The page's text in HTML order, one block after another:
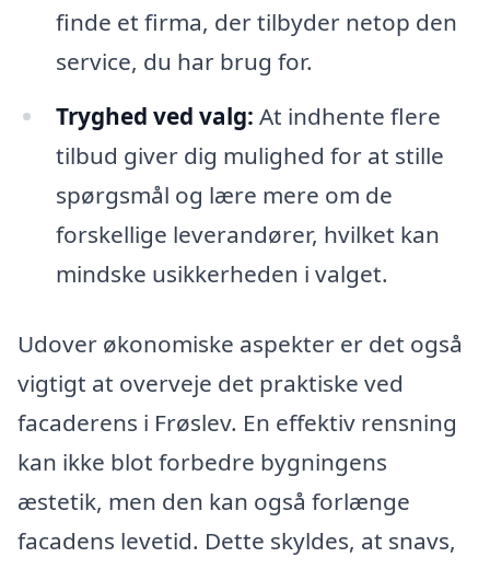
finde et firma, der tilbyder netop den
service, du har brug for.
Tryghed ved valg: At indhente flere
tilbud giver dig mulighed for at stille
spørgsmål og lære mere om de
forskellige leverandører, hvilket kan
mindske usikkerheden i valget.
Udover økonomiske aspekter er det også
vigtigt at overveje det praktiske ved
facaderens i Frøslev. En effektiv rensning
kan ikke blot forbedre bygningens
æstetik, men den kan også forlænge
facadens levetid. Dette skyldes, at snavs,